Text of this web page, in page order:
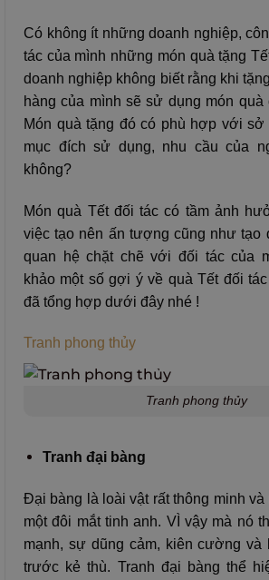
Có không ít những doanh nghiệp,
tác của mình những món quà tặng
doanh nghiệp không biết rằng khi
hàng của mình sẽ sử dụng món
Món quà tặng đó có phù hợp với
mục đích sử dụng, nhu cầu của
không?
Món quà Tết đối tác có tầm ảnh
việc tạo nên ấn tượng cũng như tạo
quan hệ chặt chẽ với đối tác của
khảo một số gợi ý về quà Tết đối
đã tổng hợp dưới đây nhé !
Tranh phong thủy
Tranh phong thủy
Tranh đại bàng
Đại bàng là loài vật rất thông minh và
một đôi mắt tinh anh. VÌ vậy mà nó
mạnh, sự dũng cảm, kiên cường
trước kẻ thù. Tranh đại bàng thể